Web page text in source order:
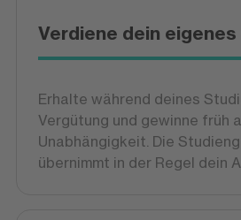
Verdiene dein eigenes
Erhalte während deines
Vergütung und gewinne früh
Unabhängigkeit. Die
übernimmt in der Regel dein